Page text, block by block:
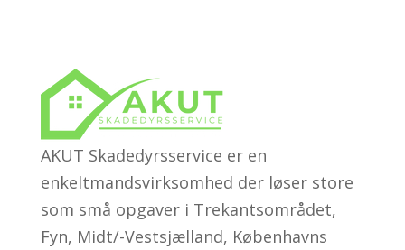
AKUT Skadedyrsservice er en
enkeltmandsvirksomhed der løser store
som små opgaver i Trekantsområdet,
Fyn, Midt/-Vestsjælland, Københavns